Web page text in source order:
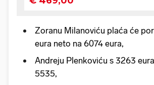
Zoranu Milanoviću plaća će
eura neto na 6074 eura,
Andreju Plenkoviću s 3263
5535,